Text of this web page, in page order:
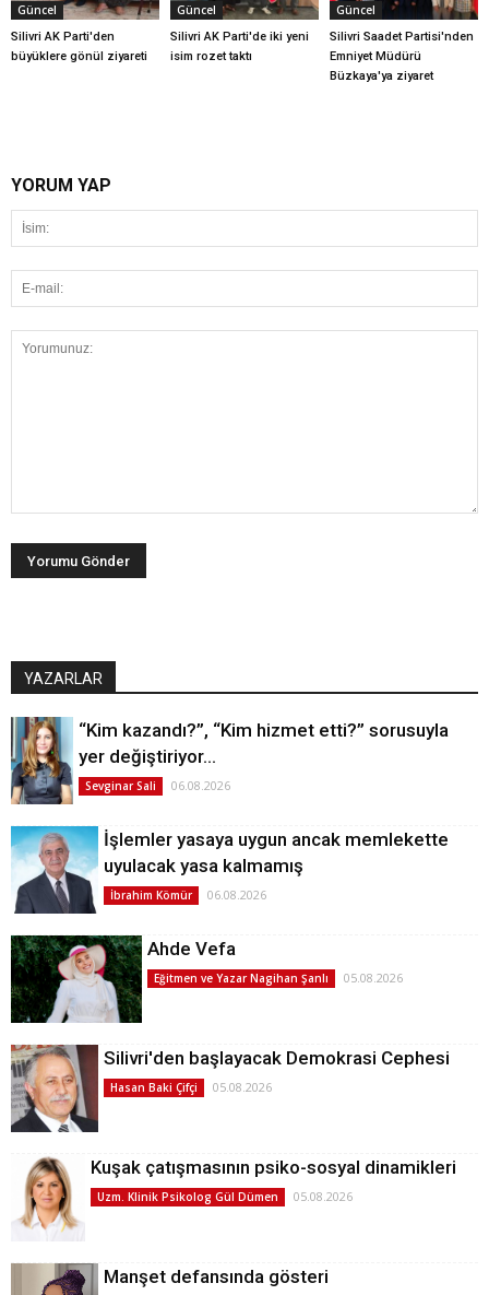
Güncel
Silivri AK Parti'den
büyüklere gönül ziyareti
Güncel
Silivri AK Parti'de iki yeni
isim rozet taktı
Güncel
Silivri Saadet Partisi'nden
Emniyet Müdürü
Büzkaya'ya ziyaret
YORUM YAP
YAZARLAR
“Kim kazandı?”, “Kim hizmet etti?” sorusuyla
yer değiştiriyor…
Sevginar Sali 06.08.2026
İşlemler yasaya uygun ancak memlekette
uyulacak yasa kalmamış
İbrahim Kömür 06.08.2026
Ahde Vefa
Eğitmen ve Yazar Nagihan Şanlı 05.08.2026
Silivri'den başlayacak Demokrasi Cephesi
Hasan Baki Çifçi 05.08.2026
Kuşak çatışmasının psiko-sosyal dinamikleri
Uzm. Klinik Psikolog Gül Dümen 05.08.2026
Manşet defansında gösteri